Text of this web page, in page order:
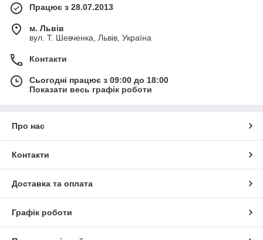
Працює з 28.07.2013
м. Львів
вул. Т. Шевченка, Львів, Україна
Контакти
Сьогодні працює з 09:00 до 18:00
Показати весь графік роботи
Про нас
Контакти
Доставка та оплата
Графік роботи